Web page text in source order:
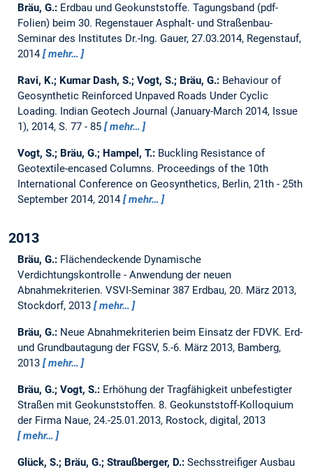
Bräu, G.: Erdbau und Geokunststoffe. Tagungsband (pdf-
Folien) beim 30. Regenstauer Asphalt- und Straßenbau-
Seminar des Institutes Dr.-Ing. Gauer, 27.03.2014, Regenstauf,
2014
mehr…
Ravi, K.; Kumar Dash, S.; Vogt, S.; Bräu, G.: Behaviour of
Geosynthetic Reinforced Unpaved Roads Under Cyclic
Loading. Indian Geotech Journal (January-March 2014, Issue
1), 2014, S. 77 - 85
mehr…
Vogt, S.; Bräu, G.; Hampel, T.: Buckling Resistance of
Geotextile-encased Columns. Proceedings of the 10th
International Conference on Geosynthetics, Berlin, 21th - 25th
September 2014, 2014
mehr…
2013
Bräu, G.: Flächendeckende Dynamische
Verdichtungskontrolle - Anwendung der neuen
Abnahmekriterien. VSVI-Seminar 387 Erdbau, 20. März 2013,
Stockdorf, 2013
mehr…
Bräu, G.: Neue Abnahmekriterien beim Einsatz der FDVK. Erd-
und Grundbautagung der FGSV, 5.-6. März 2013, Bamberg,
2013
mehr…
Bräu, G.; Vogt, S.: Erhöhung der Tragfähigkeit unbefestigter
Straßen mit Geokunststoffen. 8. Geokunststoff-Kolloquium
der Firma Naue, 24.-25.01.2013, Rostock, digital, 2013
mehr…
Glück, S.; Bräu, G.; Straußberger, D.: Sechsstreifiger Ausbau